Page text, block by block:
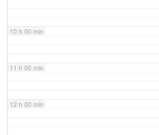
10 h 00 min
11 h 00 min
12 h 00 min